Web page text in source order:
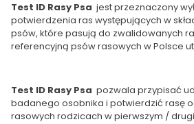
Test ID Rasy Psa jest przeznaczony
potwierdzenia ras występujących w
psów, które pasują do zwalidowanych
referencyjną psów rasowych w Polsce
Test ID Rasy Psa pozwala przypisać
badanego osobnika i potwierdzić rasę
rasowych rodzicach w pierwszym /